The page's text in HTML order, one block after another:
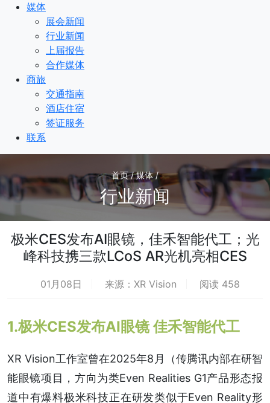
媒体
展会新闻
行业新闻
上届报告
合作媒体
商旅
交通指南
酒店住宿
签证服务
联系
首页 / 媒体 /
行业新闻
极米CES发布AI眼镜，佳禾智能代工；光
峰科技携三款LCoS AR光机亮相CES
01月08日 来源：XR Vision 阅读 458
1.极米CES发布AI眼镜 佳禾智能代工
XR Vision工作室曾在2025年8月（传腾讯内部在研智
能眼镜项目，方向为类Even Realities G1产品形态报
道中有爆料极米科技正在研发类似于Even Reality形